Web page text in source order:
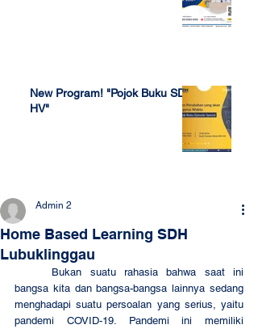
New Program! "Pojok Buku SDH
HV"
Home Based Learning SDH
Lubuklinggau
Admin 2
bangsa kita dan bangsa-bangsa lainnya sedang
menghadapi suatu persoalan yang serius, yaitu
pandemi COVID-19. Pandemi ini memiliki